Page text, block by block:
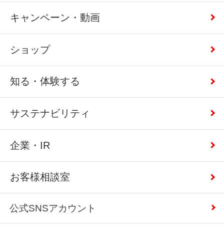
キャンペーン・動画
ショップ
知る・体験する
サステナビリティ
企業・IR
お客様相談室
公式SNSアカウント